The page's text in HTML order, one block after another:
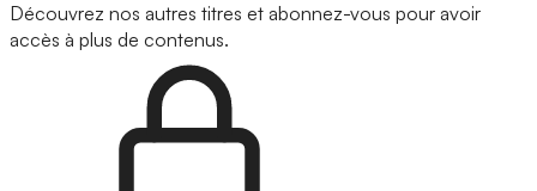
Découvrez nos autres titres et abonnez-vous pour avoir
accès à plus de contenus.